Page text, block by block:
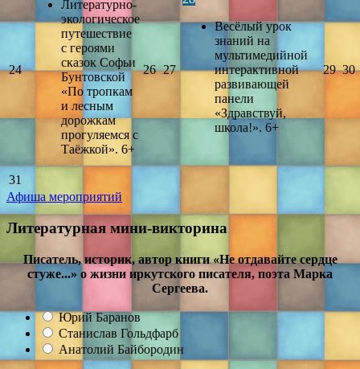
24
Литературно-
экологическое
путешествие
с героями
сказок Софьи
Бунтовской
«По тропкам
и лесным
дорожкам
прогуляемся с
Таёжкой». 6+
26 27
Весёлый урок
знаний на
мультимедийной
интерактивной
развивающей
панели
«Здравствуй,
школа!». 6+
29 30
31
Афиша мероприятий
Литературная мини-викторина
Писатель, историк, автор книги «Не отдавайте сердце
стуже...» о жизни иркутского писателя, поэта Марка
Сергеева.
Юрий Баранов
Станислав Гольдфарб
Анатолий Байбородин